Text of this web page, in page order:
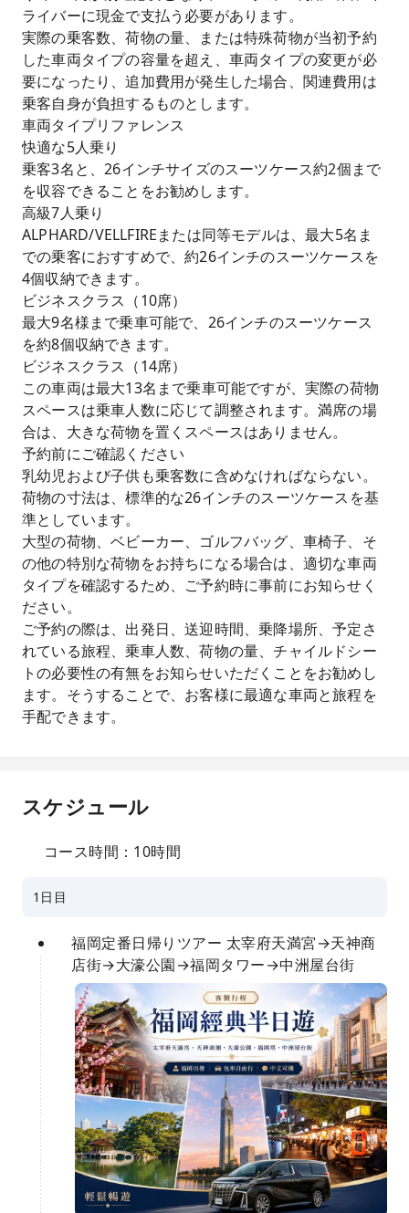
ライバーに現金で支払う必要があります。
実際の乗客数、荷物の量、または特殊荷物が当初予約
した車両タイプの容量を超え、車両タイプの変更が必
要になったり、追加費用が発生した場合、関連費用は
乗客自身が負担するものとします。
車両タイプリファレンス
快適な5人乗り
乗客3名と、26インチサイズのスーツケース約2個まで
を収容できることをお勧めします。
高級7人乗り
ALPHARD/VELLFIREまたは同等モデルは、最大5名ま
での乗客におすすめで、約26インチのスーツケースを
4個収納できます。
ビジネスクラス（10席）
最大9名様まで乗車可能で、26インチのスーツケース
を約8個収納できます。
ビジネスクラス（14席）
この車両は最大13名まで乗車可能ですが、実際の荷物
スペースは乗車人数に応じて調整されます。満席の場
合は、大きな荷物を置くスペースはありません。
予約前にご確認ください
乳幼児および子供も乗客数に含めなければならない。
荷物の寸法は、標準的な26インチのスーツケースを基
準としています。
大型の荷物、ベビーカー、ゴルフバッグ、車椅子、そ
の他の特別な荷物をお持ちになる場合は、適切な車両
タイプを確認するため、ご予約時に事前にお知らせく
ださい。
ご予約の際は、出発日、送迎時間、乗降場所、予定さ
れている旅程、乗車人数、荷物の量、チャイルドシー
トの必要性の有無をお知らせいただくことをお勧めし
ます。そうすることで、お客様に最適な車両と旅程を
手配できます。
スケジュール
コース時間：10時間
1日目
福岡定番日帰りツアー 太宰府天満宮→天神商
店街→大濠公園→福岡タワー→中洲屋台街